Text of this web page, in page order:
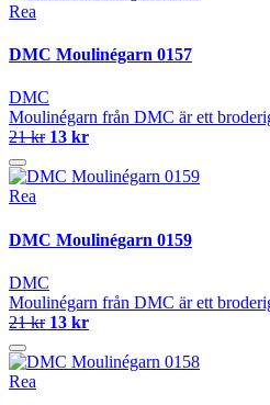
Rea
DMC Moulinégarn 0157
DMC
Moulinégarn från DMC är ett
21 kr 13 kr
Rea
DMC Moulinégarn 0159
DMC
Moulinégarn från DMC är ett
21 kr 13 kr
Rea